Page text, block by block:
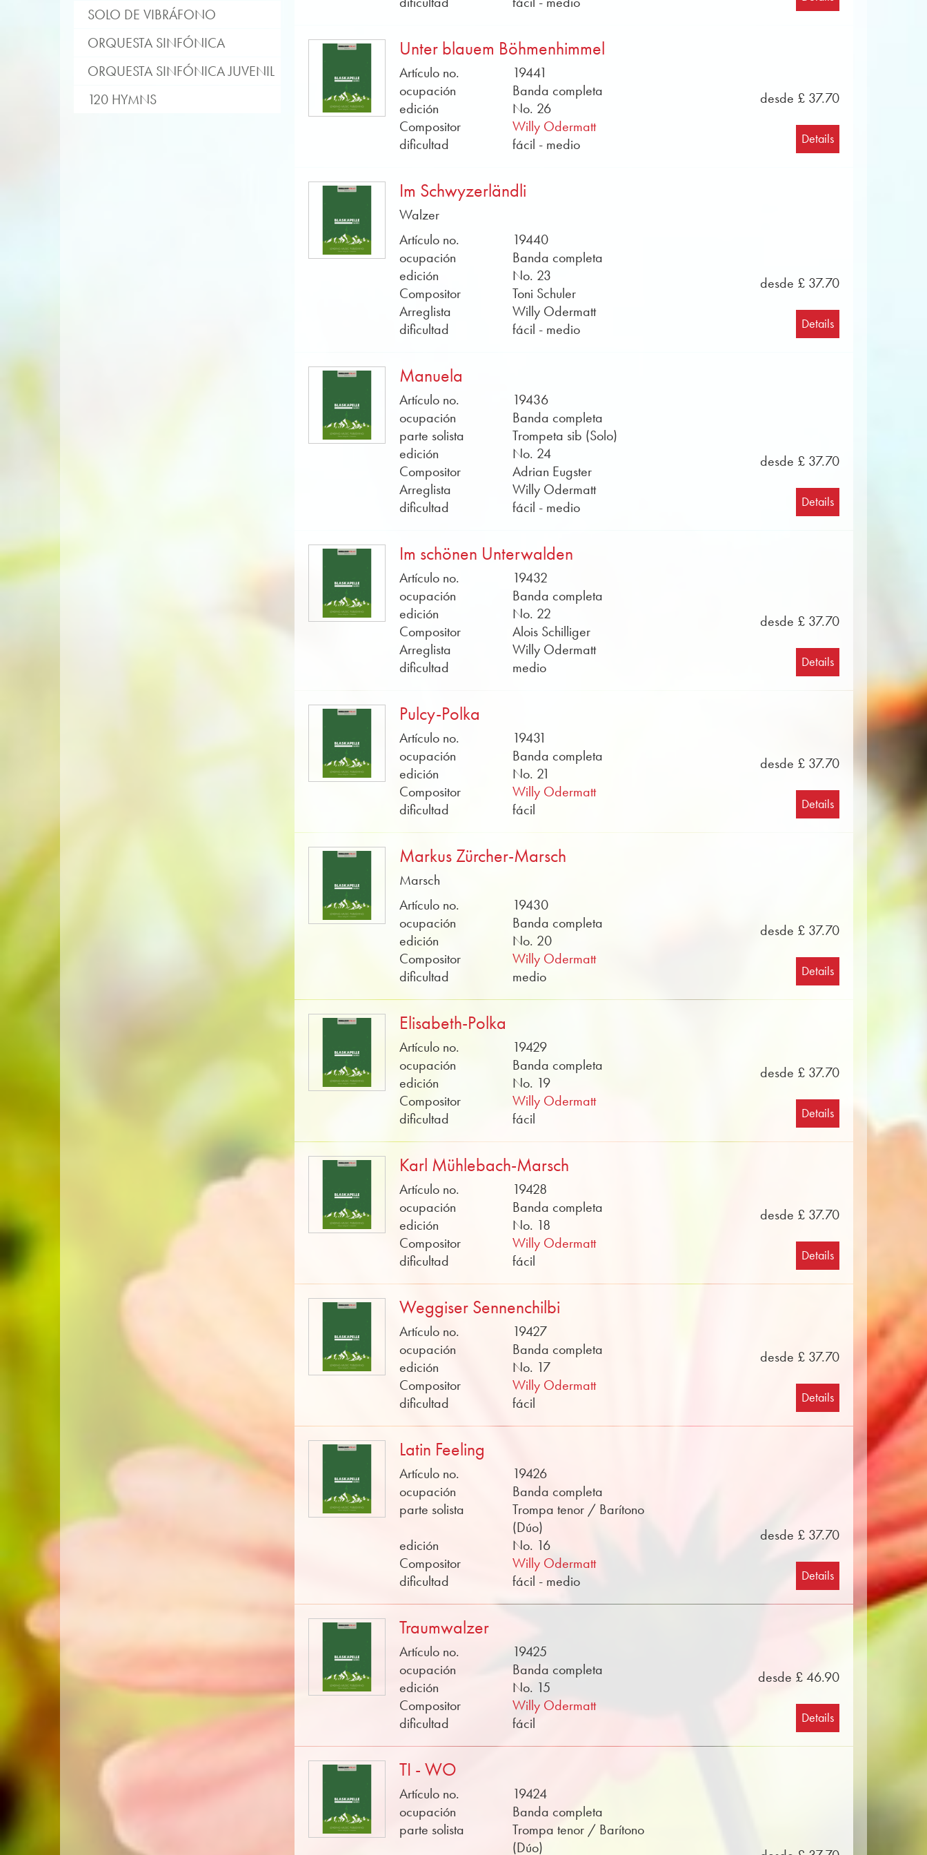
SOLO DE VIBRÁFONO
ORQUESTA SINFÓNICA
ORQUESTA SINFÓNICA JUVENIL
120 HYMNS
• 1 trombón II en si bemol – clave de sol • 1 trompa II en mi bemol • 1 trompa II en fa • 1
trombón III en si bemol – clave de sol • 2 trompas tenor en do – clave de fa • 2 barítonos en
do – clave de fa • 1 bajo en mi bemol – clave de sol • 1 bajo en si bemol – clave de sol
Unter blauem Böhmenhimmel
Artículo no.
19441
ocupación
Banda completa
edición
No. 26
Compositor
Willy Odermatt
dificultad
fácil - medio
desde £ 37.70
Details
Im Schwyzerländli
Walzer
Artículo no.
19440
ocupación
Banda completa
edición
No. 23
Compositor
Toni Schuler
Arreglista
Willy Odermatt
dificultad
fácil - medio
desde £ 37.70
Details
Manuela
Artículo no.
19436
ocupación
Banda completa
parte solista
Trompeta sib (Solo)
edición
No. 24
Compositor
Adrian Eugster
Arreglista
Willy Odermatt
dificultad
fácil - medio
desde £ 37.70
Details
Im schönen Unterwalden
Artículo no.
19432
ocupación
Banda completa
edición
No. 22
Compositor
Alois Schilliger
Arreglista
Willy Odermatt
dificultad
medio
desde £ 37.70
Details
Pulcy-Polka
Artículo no.
19431
ocupación
Banda completa
edición
No. 21
Compositor
Willy Odermatt
dificultad
fácil
desde £ 37.70
Details
Markus Zürcher-Marsch
Marsch
Artículo no.
19430
ocupación
Banda completa
edición
No. 20
Compositor
Willy Odermatt
dificultad
medio
desde £ 37.70
Details
Elisabeth-Polka
Artículo no.
19429
ocupación
Banda completa
edición
No. 19
Compositor
Willy Odermatt
dificultad
fácil
desde £ 37.70
Details
Karl Mühlebach-Marsch
Artículo no.
19428
ocupación
Banda completa
edición
No. 18
Compositor
Willy Odermatt
dificultad
fácil
desde £ 37.70
Details
Weggiser Sennenchilbi
Artículo no.
19427
ocupación
Banda completa
edición
No. 17
Compositor
Willy Odermatt
dificultad
fácil
desde £ 37.70
Details
Latin Feeling
Artículo no.
19426
ocupación
Banda completa
parte solista
Trompa tenor / Barítono
(Dúo)
edición
No. 16
Compositor
Willy Odermatt
dificultad
fácil - medio
desde £ 37.70
Details
Traumwalzer
Artículo no.
19425
ocupación
Banda completa
edición
No. 15
Compositor
Willy Odermatt
dificultad
fácil
desde £ 46.90
Details
TI - WO
Artículo no.
19424
ocupación
Banda completa
parte solista
Trompa tenor / Barítono
(Dúo)